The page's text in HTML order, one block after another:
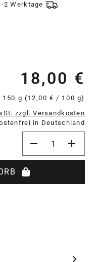
2 Werktage
18,00 €
150 g (12,00 € / 100 g)
zzgl. Versandkosten
in Deutschland